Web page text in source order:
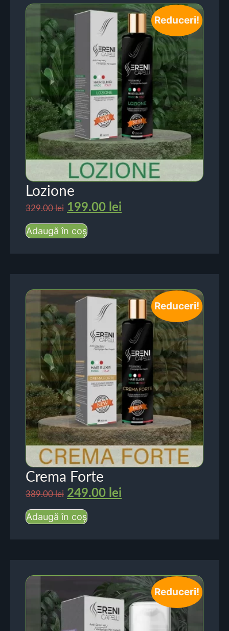
Reduceri!
Lozione
329.00lei 199.00 lei
Adaugă în coș
Reduceri!
Crema Forte
389.00lei 249.00 lei
Adaugă în coș
Reduceri!